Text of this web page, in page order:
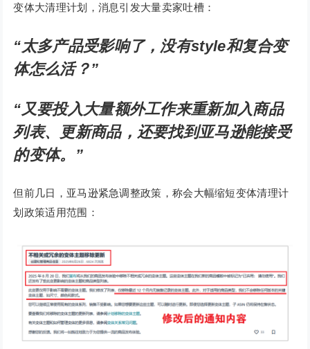
变体大清理计划，消息引发大量卖家吐槽：
“太多产品受影响了，没有style和复合变
体怎么活？”
“又要投入大量额外工作来重新加入商品
列表、更新商品，还要找到亚马逊能接受
的变体。”
但前几日，亚马逊紧急调整政策，称会大幅缩短变体清理计
划政策适用范围：